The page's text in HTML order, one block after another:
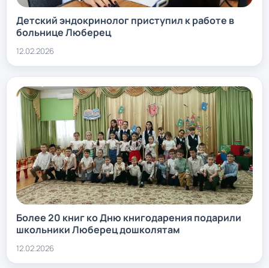
Детский эндокринолог приступил к работе в
больнице Люберец
12.02.2026
Более 20 книг ко Дню книгодарения подарили
школьники Люберец дошколятам
12.02.2026